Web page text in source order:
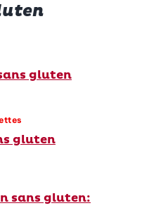
gluten
gluten
sans gluten: